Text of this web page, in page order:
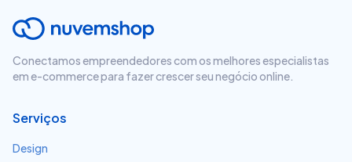
Conectamos empreendedores com os melhores especialistas
em e-commerce para fazer crescer seu negócio online.
Serviços
Design